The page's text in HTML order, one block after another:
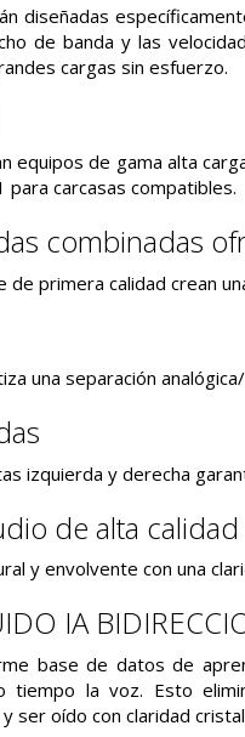
diseñadas
de banda y las
cargas sin esfuerzo.
equipos de gama alta
para carcasas compatibles.
combinadas
primera calidad crean
una separación
izquierda y derecha
de alta calidad
y envolvente con una
IA
base de datos de
tiempo la voz. Esto
ser oído con claridad